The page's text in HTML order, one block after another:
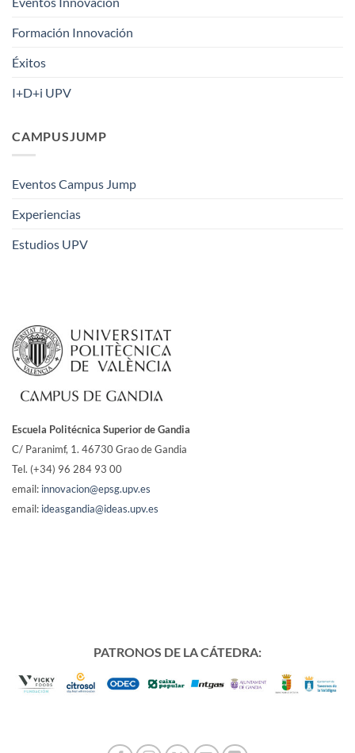
Formación Innovación
Éxitos
I+D+i UPV
CAMPUSJUMP
Eventos Campus Jump
Experiencias
Estudios UPV
Escuela Politécnica Superior de Gandia
C/ Paranimf, 1. 46730 Grao de Gandia
Tel. (+34) 96 284 93 00
email: innovacion@epsg.upv.es
email: ideasgandia@ideas.upv.es
PATRONOS DE LA CÁTEDRA: